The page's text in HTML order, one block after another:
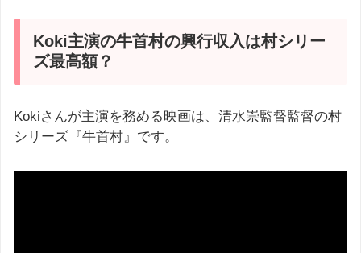
Koki主演の牛首村の興行収入は村シリー
ズ最高額？
Kokiさんが主演を務める映画は、清水崇監督監督の村
シリーズ『牛首村』です。